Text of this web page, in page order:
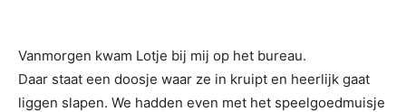
Vanmorgen kwam Lotje bij mij op het bureau.
Daar staat een doosje waar ze in kruipt en heerlijk gaat
liggen slapen. We hadden even met het speelgoedmuisje